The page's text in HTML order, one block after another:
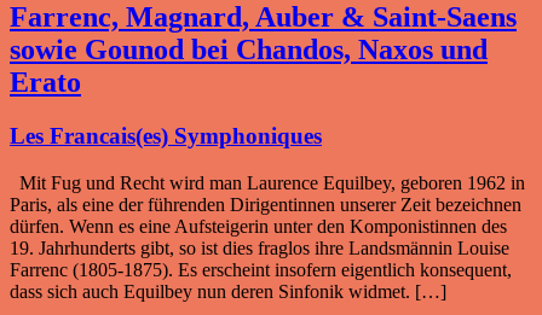
Farrenc, Magnard, Auber & Saint-Saens
sowie Gounod bei Chandos, Naxos und
Erato
Les Francais(es) Symphoniques
Mit Fug und Recht wird man Laurence Equilbey, geboren 1962 in
Paris, als eine der führenden Dirigentinnen unserer Zeit bezeichnen
dürfen. Wenn es eine Aufsteigerin unter den Komponistinnen des
19. Jahrhunderts gibt, so ist dies fraglos ihre Landsmännin Louise
Farrenc (1805-1875). Es erscheint insofern eigentlich konsequent,
dass sich auch Equilbey nun deren Sinfonik widmet. […]